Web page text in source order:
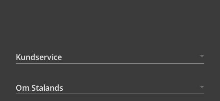
Kundservice
Om Stalands